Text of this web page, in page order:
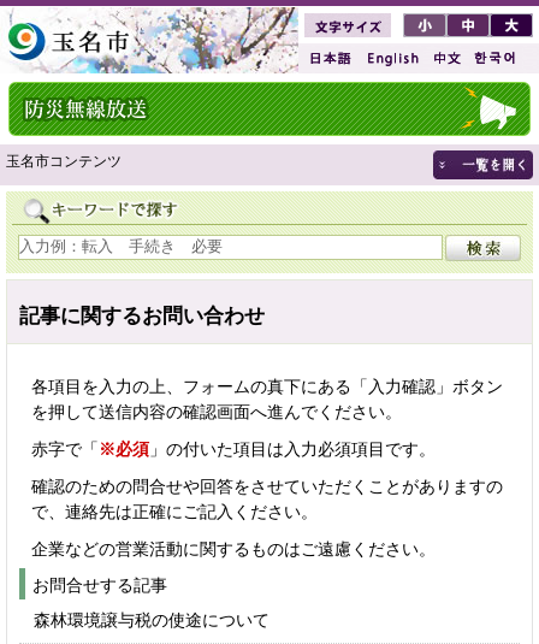
玉名市コンテンツ
記事に関するお問い合わせ
各項目を入力の上、フォームの真下にある「入力確認」ボタン
を押して送信内容の確認画面へ進んでください。
赤字で「 ※必須 」の付いた項目は入力必須項目です。
確認のための問合せや回答をさせていただくことがありますの
で、連絡先は正確にご記入ください。
企業などの営業活動に関するものはご遠慮ください。
お問合せする記事
森林環境譲与税の使途について